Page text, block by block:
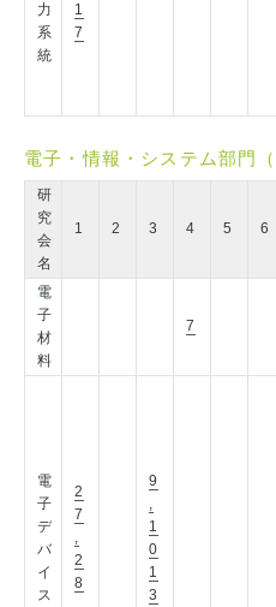
力
系
統
1
7
電子・情報・システム部門
研
究
会
名
1 2 3 4 5 6
電
子
材
料
7
電
子
デ
バ
イ
ス
2
7
,
2
8
9
,
1
0
1
3